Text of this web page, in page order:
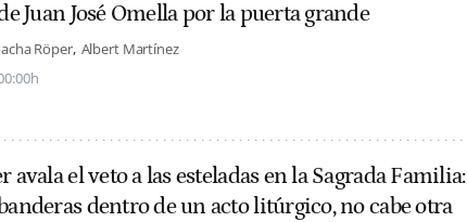
Juan José Omella por la puerta grande
Röper Albert Martínez
avala el veto a las esteladas en la Sagrada Familia:
dentro de un acto litúrgico, no cabe otra